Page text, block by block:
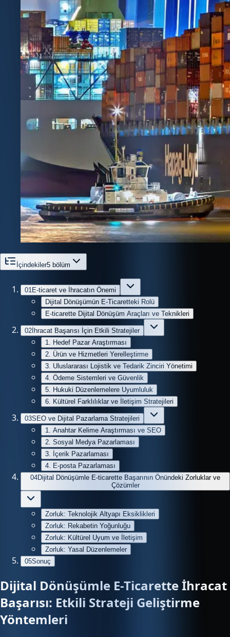
İçindekiler5 bölüm
01 E-ticaret ve İhracatın Önemi
Dijital Dönüşümün E-Ticaretteki Rolü
E-ticarette Dijital Dönüşüm Araçları ve Teknikleri
02 İhracat Başarısı İçin Etkili Stratejiler
1. Hedef Pazar Araştırması
2. Ürün ve Hizmetleri Yerelleştirme
3. Uluslararası Lojistik ve Tedarik Zinciri Yönetimi
4. Ödeme Sistemleri ve Güvenlik
5. Hukuki Düzenlemelere Uyumluluk
6. Kültürel Farklılıklar ve İletişim Stratejileri
03SEO ve Dijital Pazarlama Stratejileri
1. Anahtar Kelime Araştırması ve SEO
2. Sosyal Medya Pazarlaması
3. İçerik Pazarlaması
4. E-posta Pazarlaması
04Dijital Dönüşümle E-ticarette Başarının Önündeki Zorluklar ve
Çözümler
Zorluk: Teknolojik Altyapı Eksiklikleri
Zorluk: Rekabetin Yoğunluğu
Zorluk: Kültürel Uyum ve İletişim
Zorluk: Yasal Düzenlemeler
05Sonuç
Dijital Dönüşümle E-Ticarette İhracat
Başarısı: Etkili Strateji Geliştirme
Yöntemleri